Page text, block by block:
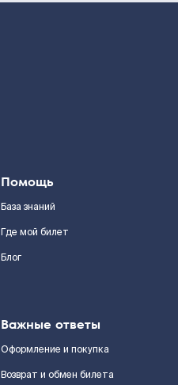
Помощь
База знаний
Где мой билет
Блог
Важные ответы
Оформление и покупка
Возврат и обмен билета